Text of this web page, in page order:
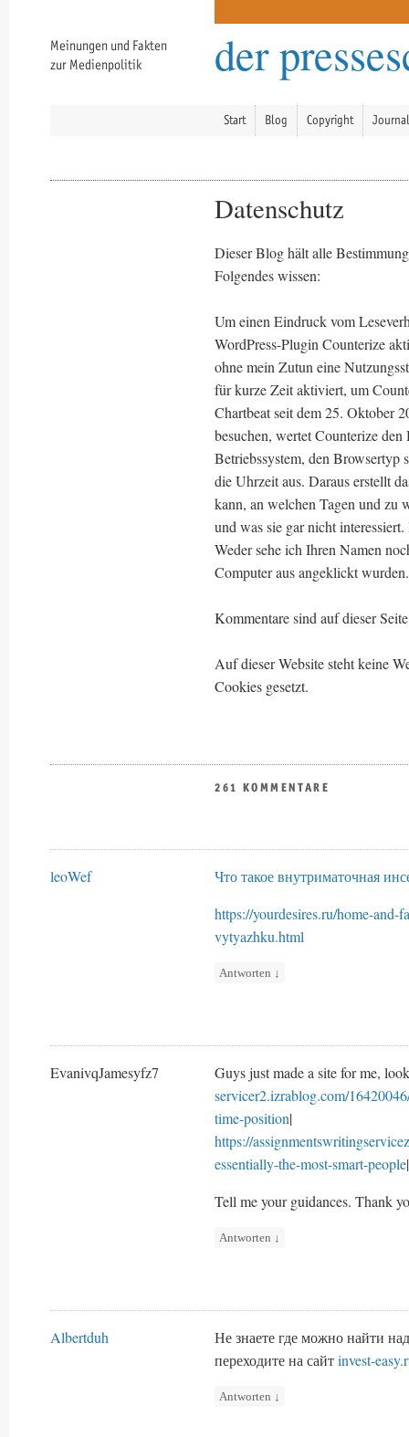
Meinungen und Fakten
zur Medienpolitik
der
Start Blog Copyright
Datenschutz
Dieser Blog hält alle
Folgendes wissen:
Um einen Eindruck vom
WordPress-Plugin Counterize
ohne mein Zutun eine
für kurze Zeit aktiviert, um
Chartbeat seit dem 25. Oktober
besuchen, wertet Counterize
Betriebssystem, den Browsertyp
die Uhrzeit aus. Daraus erstellt
kann, an welchen Tagen und zu
und was sie gar nicht
Weder sehe ich Ihren Namen
Computer aus angeklickt wurden.
Kommentare sind auf dieser
Auf dieser Website steht keine
Cookies gesetzt.
261 KOMMENTARE
leoWef
Что такое внутриматочная
https://yourdesires.ru/home-
vytyazhku.html
Antworten ↓
EvanivqJamesyfz7
Guys just made a site for me,
servicer2.izrablog.com/
time-position|
https://
essentially-the-most-smart-people|
Tell me your guidances. Thank
Antworten ↓
Albertduh
Не знаете где можно найти
переходите на сайтinvest-
Antworten ↓